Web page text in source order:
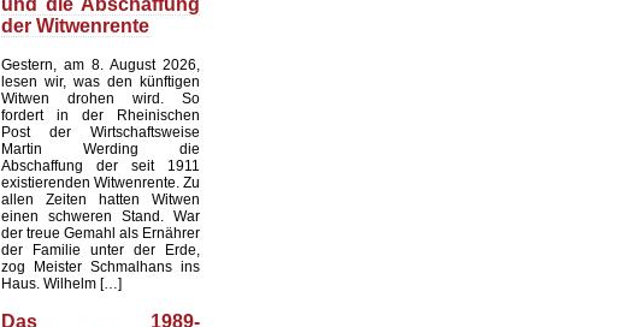
und die Abschaffung
der Witwenrente
Gestern, am 8. August 2026,
lesen wir, was den künftigen
Witwen drohen wird. So
fordert in der Rheinischen
Post der Wirtschaftsweise
Martin Werding die
Abschaffung der seit 1911
existierenden Witwenrente. Zu
allen Zeiten hatten Witwen
einen schweren Stand. War
der treue Gemahl als Ernährer
der Familie unter der Erde,
zog Meister Schmalhans ins
Haus. Wilhelm […]
Das 1989-